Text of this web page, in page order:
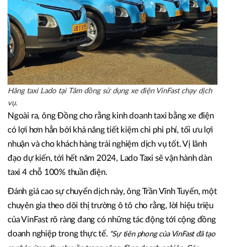
Hãng taxi Lado tại Tâm đồng sử dụng xe điện VinFast chạy dịch
vụ.
có lợi hơn hẳn bởi khả năng tiết kiệm chi phi phí, tối ưu lợi
nhuận và cho khách hàng trải nghiệm dịch vụ tốt. Vị lãnh
đạo dự kiến, tới hết năm 2024, Lado Taxi sẽ vận hành dàn
taxi 4 chỗ 100% thuần điện.